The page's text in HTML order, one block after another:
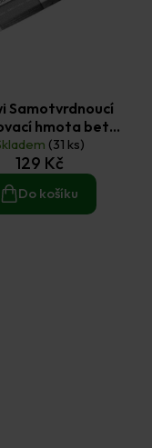
Samotvrdnoucí
hmota beton
0,5 kg(31 ks)
129 Kč
Do košíku